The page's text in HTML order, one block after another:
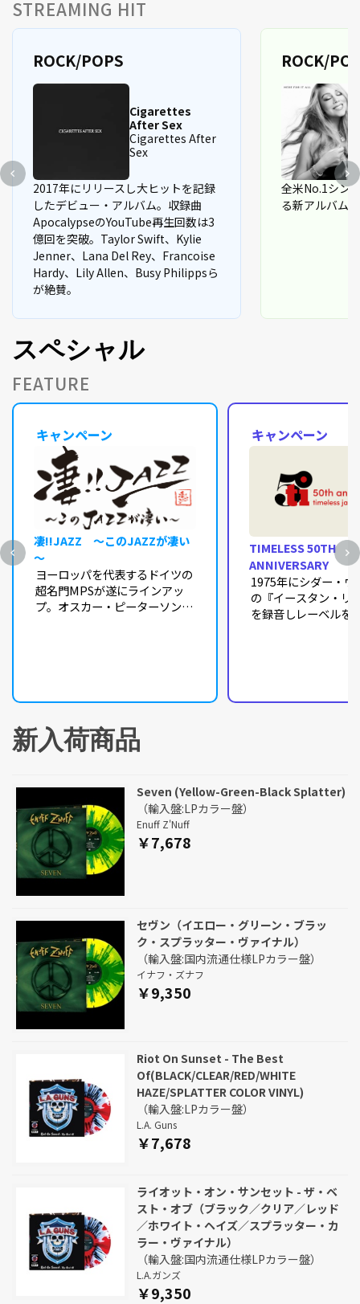
STREAMING HIT
ROCK/POPS
Cigarettes
After Sex
Cigarettes After
Sex
2017年にリリースし大ヒットを記録
したデビュー・アルバム。収録曲
ApocalypseのYouTube再生回数は3
億回を突破。Taylor Swift、Kylie
Jenner、Lana Del Rey、Francoise
Hardy、Lily Allen、Busy Philippsら
が絶賛。
ROCK/
全米No.1シン
る新アルバム
スペシャル
FEATURE
キャンペーン
凄!!JAZZ ～このJAZZが凄い
～
ヨーロッパを代表するドイツの
超名門MPSが遂にラインアッ
プ。オスカー・ピーターソンの
キャンペーン
TIMELESS 50TH
ANNIVERSARY
1975年にシダー・ウ
の『イースタン・リ
を録音しレーベルを
新入荷商品
Seven (Yellow-Green-Black Splatter)
（輸入盤:LPカラー盤）
Enuff Z'Nuff
￥7,678
セヴン（イエロー・グリーン・ブラッ
ク・スプラッター・ヴァイナル）
（輸入盤:国内流通仕様LPカラー盤）
イナフ・ズナフ
￥9,350
Riot On Sunset - The Best
Of(BLACK/CLEAR/RED/WHITE
HAZE/SPLATTER COLOR VINYL)
（輸入盤:LPカラー盤）
L.A. Guns
￥7,678
ライオット・オン・サンセット - ザ・ベ
スト・オブ（ブラック／クリア／レッド
／ホワイト・ヘイズ／スプラッター・カ
ラー・ヴァイナル）
（輸入盤:国内流通仕様LPカラー盤）
L.A.ガンズ
￥9,350